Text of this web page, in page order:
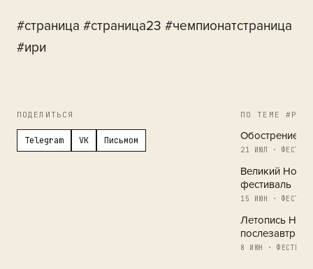
#страница #страница23 #чемпионатстраница
#ири
ПОДЕЛИТЬСЯ
Telegram VK Письмом
ПО ТЕМЕ
Обострение в
21 ИЮЛ ·
Великий
фестиваль
15 ИЮН ·
Летопись
послезавтра
8 ИЮН ·